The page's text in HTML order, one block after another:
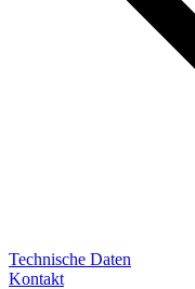
Technische Daten
Kontakt